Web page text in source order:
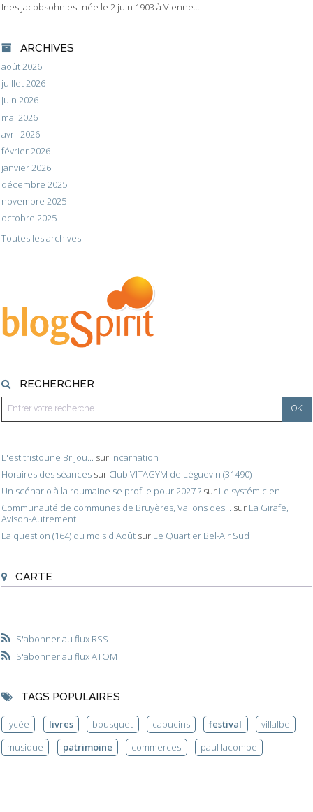
Ines Jacobsohn est née le 2 juin 1903 à Vienne...
ARCHIVES
août 2026
juillet 2026
juin 2026
mai 2026
avril 2026
février 2026
janvier 2026
décembre 2025
novembre 2025
octobre 2025
Toutes les archives
RECHERCHER
L'est tristoune Brijou... sur Incarnation
Horaires des séances sur Club VITAGYM de Léguevin (31490)
Un scénario à la roumaine se profile pour 2027 ? sur Le systémicien
Communauté de communes de Bruyères, Vallons des... sur La Girafe,
Avison-Autrement
La question (164) du mois d'Août sur Le Quartier Bel-Air Sud
CARTE
S'abonner au flux RSS
S'abonner au flux ATOM
TAGS POPULAIRES
lycée livres bousquet capucins festival
villalbe
musique
patrimoine commerces paul lacombe